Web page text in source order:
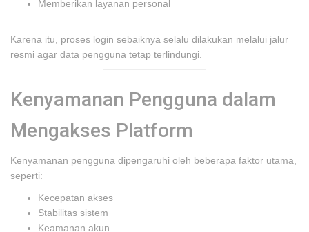
Memberikan layanan personal
Karena itu, proses login sebaiknya selalu dilakukan melalui jalur
resmi agar data pengguna tetap terlindungi.
Kenyamanan Pengguna dalam
Mengakses Platform
Kenyamanan pengguna dipengaruhi oleh beberapa faktor utama,
seperti:
Kecepatan akses
Stabilitas sistem
Keamanan akun